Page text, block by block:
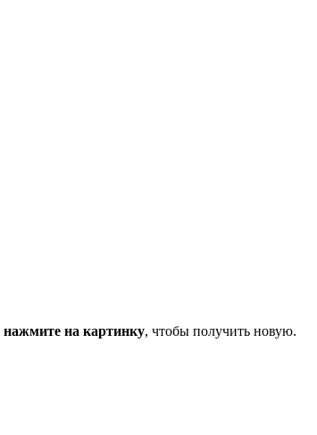
нажмите на картинку, чтобы получить новую.